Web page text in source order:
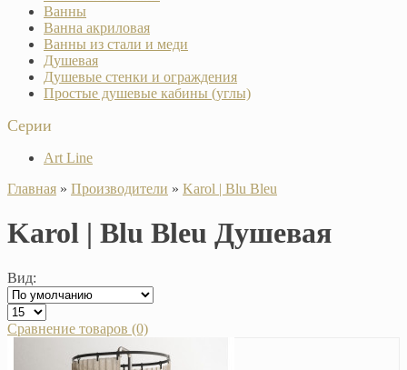
Ванны
Ванна акриловая
Ванны из стали и меди
Душевая
Душевые стенки и ограждения
Простые душевые кабины (углы)
Серии
Art Line
Главная » Производители » Karol | Blu Bleu
Karol | Blu Bleu Душевая
Вид:
Сравнение товаров (0)